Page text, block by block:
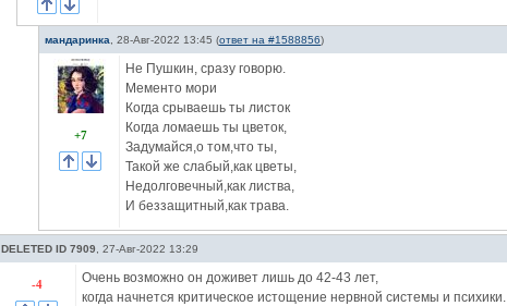
мандаринка 28-Авг-2022 13:45 (ответ на #1588856)
+7
Не Пушкин, сразу говорю.
Мементо мори
Когда срываешь ты листок
Когда ломаешь ты цветок,
Задумайся,о том,что ты,
Такой же слабый,как цветы,
Недолговечный,как листва,
И беззащитный,как трава.
DELETED ID 7909 27-Авг-2022 13:29
-4
Очень возможно он доживет лишь до 42-43 лет,
когда начнется критическое истощение нервной системы и психики.